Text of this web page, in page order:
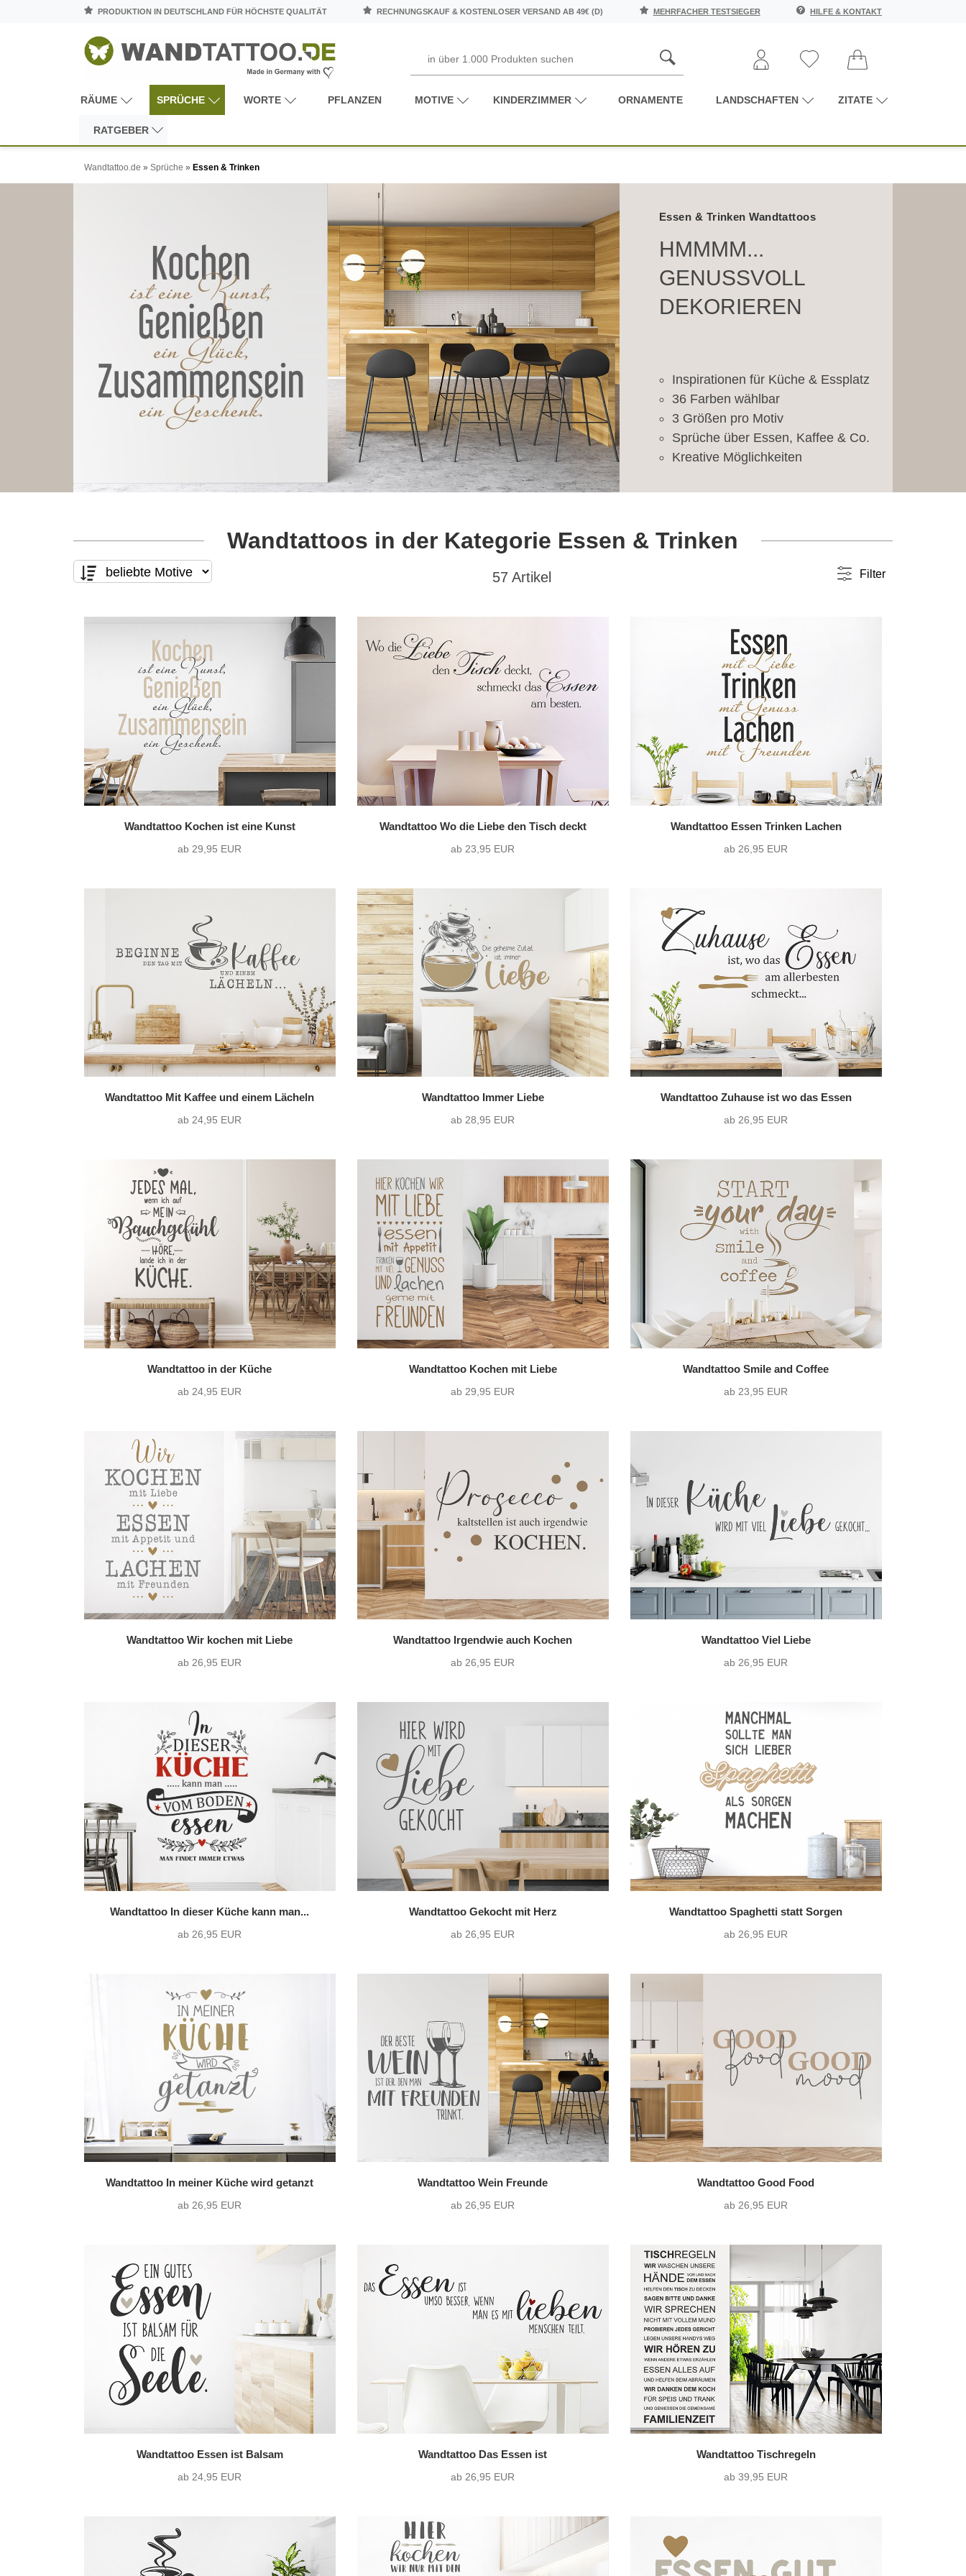
PRODUKTION IN DEUTSCHLAND FÜR HÖCHSTE QUALITÄT RECHNUNGSKAUF & KOSTENLOSER VERSAND AB 49€ (D) MEHRFACHER TESTSIEGER HILFE & KONTAKT
RÄUME SPRÜCHE WORTE PFLANZEN MOTIVE KINDERZIMMER ORNAMENTE LANDSCHAFTEN ZITATE
RATGEBER
Wandtattoo.de » Sprüche » Essen & Trinken
Essen & Trinken Wandtattoos
HMMMM...
GENUSSVOLL
DEKORIEREN
Inspirationen für Küche & Essplatz
36 Farben wählbar
3 Größen pro Motiv
Sprüche über Essen, Kaffee & Co.
Kreative Möglichkeiten
Wandtattoos in der Kategorie Essen & Trinken
57 Artikel Filter
nur Text
(13)
nur Motiv(0)
Text mit Motiv(44)
Hochformat
(32)
ohne Wunschtext
einfarbig
36 Varianten pro Motiv
zweifarbig
1216 Varianten pro Motiv
Wandtattoo Kochen ist eine Kunst
ab 29,95 EUR
Wandtattoo Wo die Liebe den Tisch deckt
ab 23,95 EUR
Wandtattoo Essen Trinken Lachen
ab 26,95 EUR
Wandtattoo Mit Kaffee und einem Lächeln
ab 24,95 EUR
Wandtattoo Immer Liebe
ab 28,95 EUR
Wandtattoo Zuhause ist wo das Essen
ab 26,95 EUR
Wandtattoo in der Küche
ab 24,95 EUR
Wandtattoo Kochen mit Liebe
ab 29,95 EUR
Wandtattoo Smile and Coffee
ab 23,95 EUR
Wandtattoo Wir kochen mit Liebe
ab 26,95 EUR
Wandtattoo Irgendwie auch Kochen
ab 26,95 EUR
Wandtattoo Viel Liebe
ab 26,95 EUR
Wandtattoo In dieser Küche kann man...
ab 26,95 EUR
Wandtattoo Gekocht mit Herz
ab 26,95 EUR
Wandtattoo Spaghetti statt Sorgen
ab 26,95 EUR
Wandtattoo In meiner Küche wird getanzt
ab 26,95 EUR
Wandtattoo Wein Freunde
ab 26,95 EUR
Wandtattoo Good Food
ab 26,95 EUR
Wandtattoo Essen ist Balsam
ab 24,95 EUR
Wandtattoo Das Essen ist
ab 26,95 EUR
Wandtattoo Tischregeln
ab 39,95 EUR